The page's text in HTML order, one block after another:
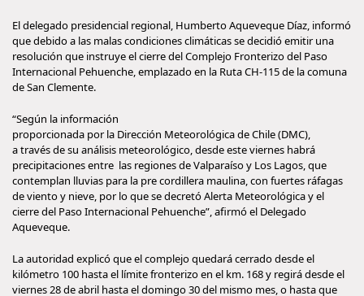
El delegado presidencial regional, Humberto Aqueveque Díaz, informó
que debido a las malas condiciones climáticas se decidió emitir una
resolución que instruye el cierre del Complejo Fronterizo del Paso
Internacional Pehuenche, emplazado en la Ruta CH-115 de la comuna
de San Clemente.
“Según la información
proporcionada por la Dirección Meteorológica de Chile (DMC),
a través de su análisis meteorológico, desde este viernes habrá
precipitaciones entre las regiones de Valparaíso y Los Lagos, que
contemplan lluvias para la pre cordillera maulina, con fuertes ráfagas
de viento y nieve, por lo que se decretó Alerta Meteorológica y el
cierre del Paso Internacional Pehuenche”, afirmó el Delegado
Aqueveque.
La autoridad explicó que el complejo quedará cerrado desde el
kilómetro 100 hasta el límite fronterizo en el km. 168 y regirá desde el
viernes 28 de abril hasta el domingo 30 del mismo mes, o hasta que